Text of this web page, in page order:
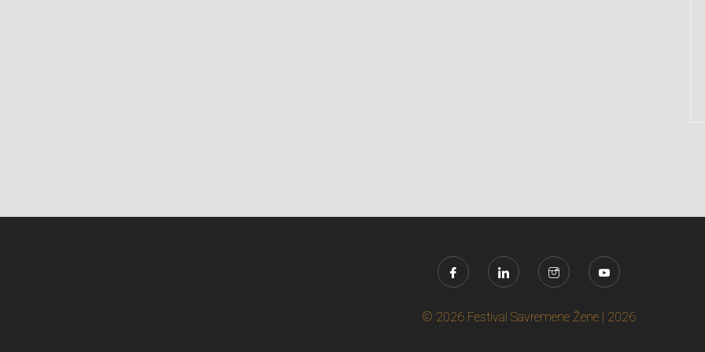
© 2026 Festival Savremene Žene | 2026